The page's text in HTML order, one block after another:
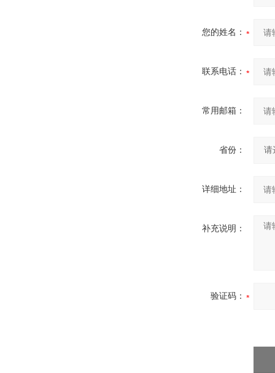
您的姓名：
联系电话：
常用邮箱：
省份：
详细地址：
补充说明：
验证码：